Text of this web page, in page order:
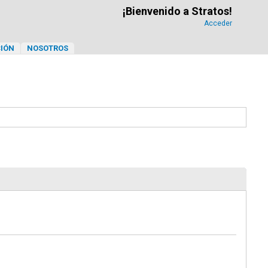
¡Bienvenido a Stratos!
Acceder
NOSOTROS